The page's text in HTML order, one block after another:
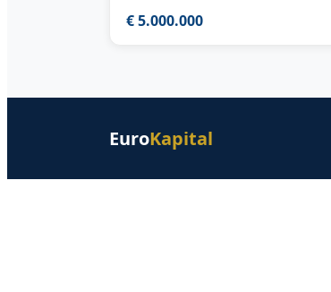
€ 5.000.000
EuroKapital